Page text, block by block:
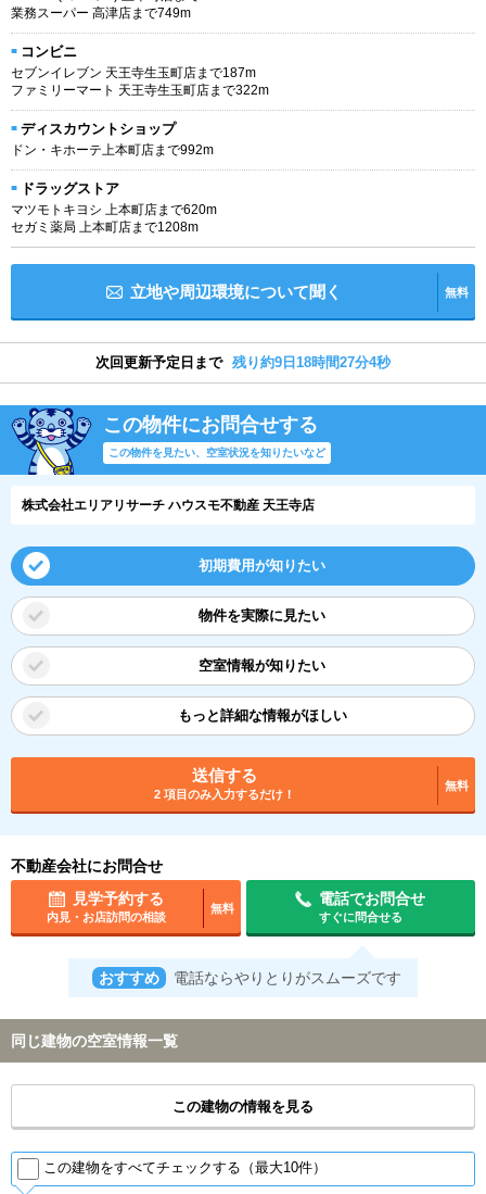
業務スーパー 高津店まで749m
コンビニ
セブンイレブン 天王寺生玉町店まで187m
ファミリーマート 天王寺生玉町店まで322m
ディスカウントショップ
ドン・キホーテ上本町店まで992m
ドラッグストア
マツモトキヨシ 上本町店まで620m
セガミ薬局 上本町店まで1208m
立地や周辺環境について聞く 無料
次回更新予定日まで 残り約9日18時間27分3秒
この物件にお問合せする
この物件を見たい、空室状況を知りたいなど
株式会社エリアリサーチ ハウスモ不動産 天王寺店
初期費用が知りたい
物件を実際に見たい
空室情報が知りたい
もっと詳細な情報がほしい
送信する
2 項目のみ入力するだけ！
無料
不動産会社にお問合せ
見学予約する
内見・お店訪問の相談
無料
電話でお問合せ
すぐに問合せる
おすすめ 電話ならやりとりがスムーズです
同じ建物の空室情報一覧
この建物の情報を見る
この建物をすべてチェックする（最大10件）